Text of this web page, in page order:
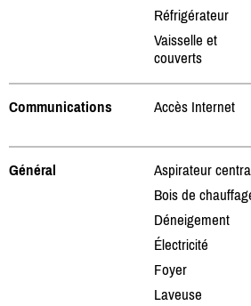
Réfrigérateur
Vaisselle et
couverts
Communications Accès Internet
Général
Aspirateur
Bois de
Déneigement
Électricité
Foyer
Laveuse